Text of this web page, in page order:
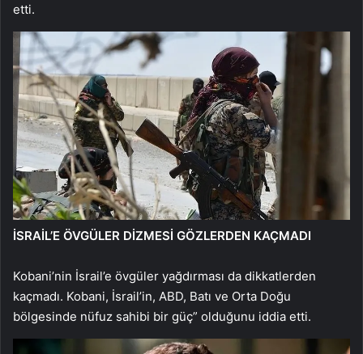
etti.
İSRAİL’E ÖVGÜLER DİZMESİ GÖZLERDEN KAÇMADI
Kobani’nin İsrail’e övgüler yağdırması da dikkatlerden
kaçmadı. Kobani, İsrail’in, ABD, Batı ve Orta Doğu
bölgesinde nüfuz sahibi bir güç” olduğunu iddia etti.